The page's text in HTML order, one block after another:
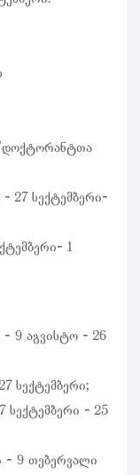
დოქტორანტთა
27 სექტემბერი-
1
9 აგვისტო - 26
სექტემბერი;
სექტემბერი - 25
- 9 თებერვალი